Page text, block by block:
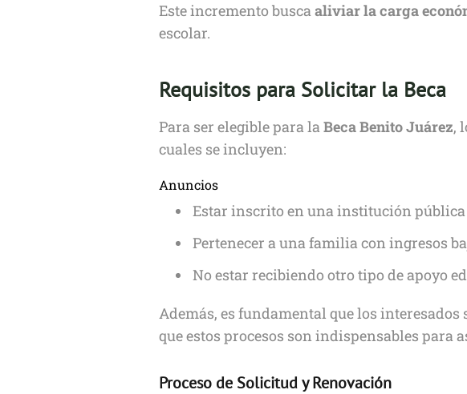
Este incremento buscaaliviar la carga
escolar.
Requisitos para Solicitar la Beca
Para ser elegible para laBeca Benito Juárez,
cuales se incluyen:
Anuncios
Estar inscrito en una institución pública
Pertenecer a una familia con ingresos
No estar recibiendo otro tipo de apoyo
Además, es fundamental que los
que estos procesos son indispensables para
Proceso de Solicitud y Renovación